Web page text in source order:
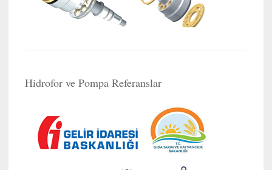
Hidrofor ve Pompa Referanslar